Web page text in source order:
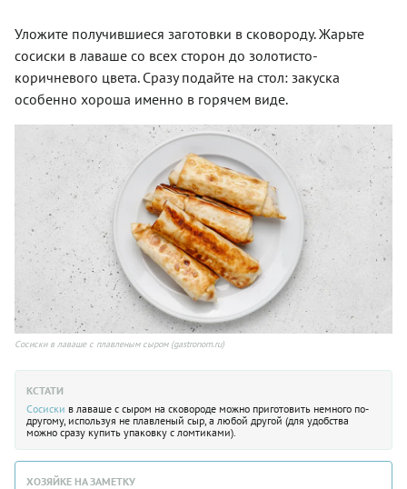
Уложите получившиеся заготовки в сковороду. Жарьте
сосиски в лаваше со всех сторон до золотисто-
коричневого цвета. Сразу подайте на стол: закуска
особенно хороша именно в горячем виде.
Сосиски в лаваше с плавленым сыром (gastronom.ru)
КСТАТИ
Сосиски в лаваше с сыром на сковороде можно приготовить немного по-
другому, используя не плавленый сыр, а любой другой (для удобства
можно сразу купить упаковку с ломтиками).
ХОЗЯЙКЕ НА ЗАМЕТКУ